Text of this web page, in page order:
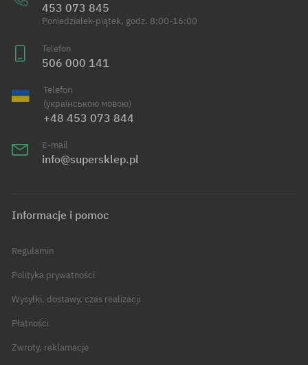
453 073 845
Poniedziałek-piątek, godz. 8:00-16:00
Telefon
506 000 141
Telefon
(українською мовою)
+48 453 073 844
E-mail
info@supersklep.pl
Informacje i pomoc
Regulamin
Polityka prywatności
Wysyłki, dostawy, czas realizacji
Płatności
Zwroty, reklamacje